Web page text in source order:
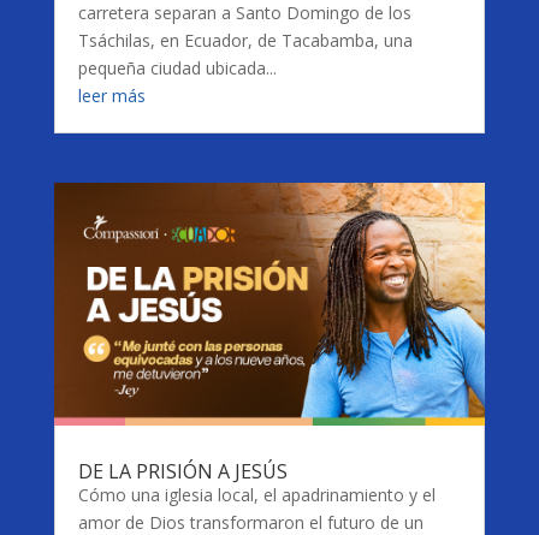
carretera separan a Santo Domingo de los
Tsáchilas, en Ecuador, de Tacabamba, una
pequeña ciudad ubicada...
leer más
DE LA PRISIÓN A JESÚS
Cómo una iglesia local, el apadrinamiento y el
amor de Dios transformaron el futuro de un